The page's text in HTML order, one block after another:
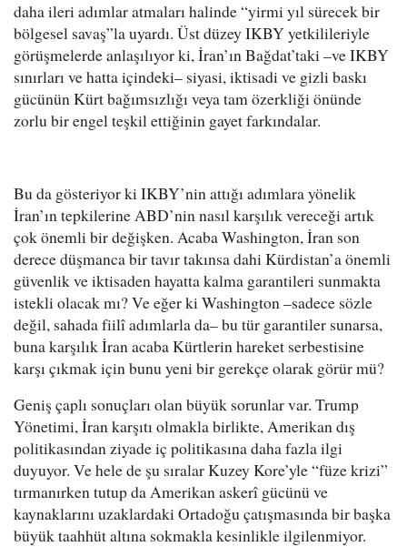
daha ileri adımlar atmaları halinde “yirmi yıl sürecek bir
bölgesel savaş”la uyardı. Üst düzey IKBY yetkilileriyle
görüşmelerde anlaşılıyor ki, İran’ın Bağdat’taki –ve IKBY
sınırları ve hatta içindeki– siyasi, iktisadi ve gizli baskı
gücünün Kürt bağımsızlığı veya tam özerkliği önünde
zorlu bir engel teşkil ettiğinin gayet farkındalar.
Bu da gösteriyor ki IKBY’nin attığı adımlara yönelik
İran’ın tepkilerine ABD’nin nasıl karşılık vereceği artık
çok önemli bir değişken. Acaba Washington, İran son
derece düşmanca bir tavır takınsa dahi Kürdistan’a önemli
güvenlik ve iktisaden hayatta kalma garantileri sunmakta
istekli olacak mı? Ve eğer ki Washington –sadece sözle
değil, sahada fiilî adımlarla da– bu tür garantiler sunarsa,
buna karşılık İran acaba Kürtlerin hareket serbestisine
karşı çıkmak için bunu yeni bir gerekçe olarak görür mü?
Geniş çaplı sonuçları olan büyük sorunlar var. Trump
Yönetimi, İran karşıtı olmakla birlikte, Amerikan dış
politikasından ziyade iç politikasına daha fazla ilgi
duyuyor. Ve hele de şu sıralar Kuzey Kore’yle “füze krizi”
tırmanırken tutup da Amerikan askerî gücünü ve
kaynaklarını uzaklardaki Ortadoğu çatışmasında bir başka
büyük taahhüt altına sokmakla kesinlikle ilgilenmiyor.